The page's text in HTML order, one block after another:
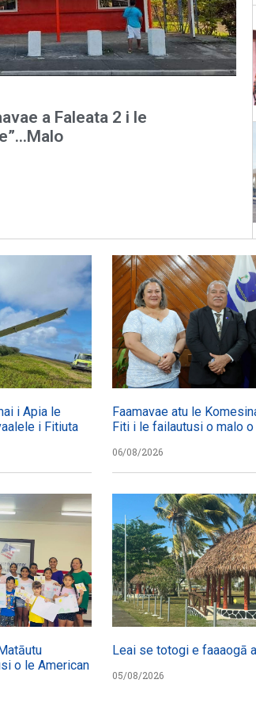
a Faleata 2 i le
i Apia le
i Fitiuta
Faamavae atu le
Fiti i le failautusi o malo
06/08/2026
o le American
Leai se totogi e faaaogā
05/08/2026